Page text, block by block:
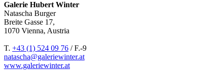
Galerie Hubert Winter
Natascha Burger
Breite Gasse 17,
1070 Vienna, Austria
T. +43 (1) 524 09 76 / F.-9
natascha@galeriewinter.at
www.galeriewinter.at